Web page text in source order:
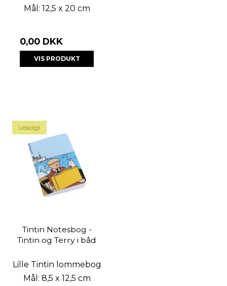
Mål: 12,5 x 20 cm
0,00 DKK
VIS PRODUKT
Udsolgt
Tintin Notesbog -
Tintin og Terry i båd
Lille Tintin lommebog
Mål: 8,5 x 12,5 cm